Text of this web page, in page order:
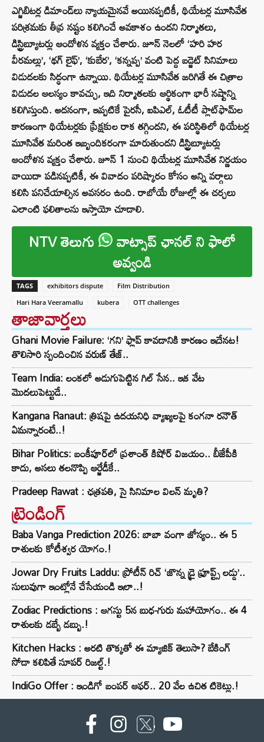
ఎగ్జిబిటర్ల డిమాండ్‌లు న్యాయమైనవే అయినప్పటికీ, థియేటర్ల మూసివేత
పరిశ్రమకు తీవ్ర నష్టం కలిగించే అవకాశం ఉందని నిర్మాతలు,
డిస్ట్రిబ్యూటర్లు ఆందోళన వ్యక్తం చేశారు. జూన్ నెలలో ‘హరి హర
వీరమల్లు’, ‘థగ్ లైఫ్’, ‘కుబేర’, ‘కన్నప్ప’ వంటి పెద్ద బడ్జెట్ సినిమాలు
విడుదలకు సిద్ధంగా ఉన్నాయి. థియేటర్ల మూసివేత జరిగితే ఈ చిత్రాల
విడుదల ఆలస్యం కావచ్చు, ఇది నిర్మాతలకు ఆర్థికంగా భారీ నష్టాన్ని
కలిగిస్తుంది. అదనంగా, ఇప్పటికే పైరసీ, ఐపిఎల్, ఓటీటీ ప్లాట్‌ఫామ్‌ల
కారణంగా థియేటర్లకు ప్రేక్షకుల రాక తగ్గిందని, ఈ పరిస్థితిలో థియేటర్ల
మూసివేత మరింత ఇబ్బందికరంగా మారుతుందని డిస్ట్రిబ్యూటర్లు
ఆందోళన వ్యక్తం చేశారు. జూన్ 1 నుంచి థియేటర్ల మూసివేత నిర్ణయం
వాయిదా పడినప్పటికీ, ఈ వివాదం పరిష్కారం కోసం అన్ని వర్గాలు
కలిసి పనిచేయాల్సిన అవసరం ఉంది. రాబోయే రోజుల్లో ఈ చర్చలు
ఎలాంటి ఫలితాలను ఇస్తాయో చూడాలి.
NTV తెలుగు వాట్సాప్ ఛానల్ ని ఫాలో
అవ్వండి
TAGS exhibitors dispute
Film Distribution
Hari Hara Veeramallu
kubera OTT challenges
తాజావార్తలు
Ghani Movie Failure: ‘గని’ ఫ్లాప్‌ కావడానికి కారణం ఇదేనట!
తొలిసారి స్పందించిన వరుణ్ తేజ్..
Team India: లంకలో అడుగుపెట్టిన గిల్ సేన.. ఇక వేట
మొదలుపెట్టుడే..
Kangana Ranaut: త్రిషపై ఉదయనిధి వ్యాఖ్యలపై కంగనా రనౌత్
ఏమన్నారంటే..!
Bihar Politics: బంకీపూర్‌లో ప్రశాంత్ కిషోర్ విజయం.. బీజేపీకి
కాదు, అసలు తలనొప్పి ఆర్జేడీకే..
Pradeep Rawat : ఛత్రపతి, సై సినిమాల విలన్ మృతి?
ట్రెండింగ్‌
Baba Vanga Prediction 2026: బాబా వంగా జోస్యం.. ఈ 5
రాశులకు కోటీశ్వర యోగం.!
Jowar Dry Fruits Laddu: ప్రోటీన్ రిచ్ ‘జొన్న డ్రై ఫ్రూప్ట్స్ లడ్డు’..
సులువుగా ఇంట్లోనే చేసేయండి ఇలా..!
Zodiac Predictions : ఆగస్టు 5న బుధ-గురు మహాయోగం.. ఈ 4
రాశులకు డబ్బే డబ్బు.!
Kitchen Hacks : అరటి తొక్కతో ఈ మ్యాజిక్ తెలుసా? బేకింగ్
సోడా కలిపితే సూపర్ రిజల్ట్.!
IndiGo Offer : ఇండిగో బంపర్ ఆఫర్.. 20 వేల ఉచిత టికెట్లు.!